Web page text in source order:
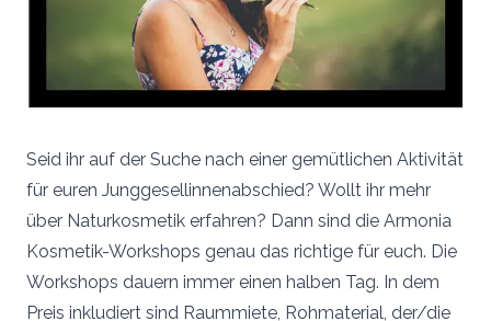
Seid ihr auf der Suche nach einer gemütlichen Aktivität
für euren Junggesellinnenabschied? Wollt ihr mehr
über Naturkosmetik erfahren? Dann sind die Armonia
Kosmetik-Workshops genau das richtige für euch. Die
Workshops dauern immer einen halben Tag. In dem
Preis inkludiert sind Raummiete, Rohmaterial, der/die